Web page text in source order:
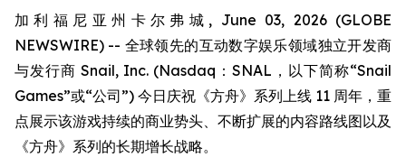
加利福尼亚州卡尔弗城, June 03, 2026 (GLOBE
NEWSWIRE) -- 全球领先的互动数字娱乐领域独立开发商
与发行商 Snail, Inc. (Nasdaq：SNAL，以下简称“Snail
Games”或“公司”) 今日庆祝《方舟》系列上线 11 周年，重
点展示该游戏持续的商业势头、不断扩展的内容路线图以及
《方舟》系列的长期增长战略。